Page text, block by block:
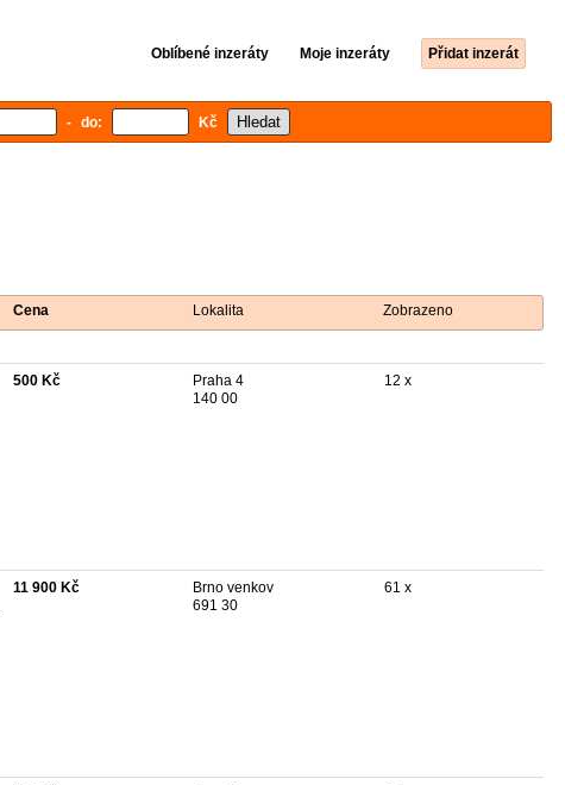
Oblíbené inzeráty Moje inzeráty Přidat inzerát
- do: Kč
Cena Lokalita Zobrazeno
500 Kč
Praha 4
140 00
12 x
11 900 Kč
Brno venkov
691 30
61 x